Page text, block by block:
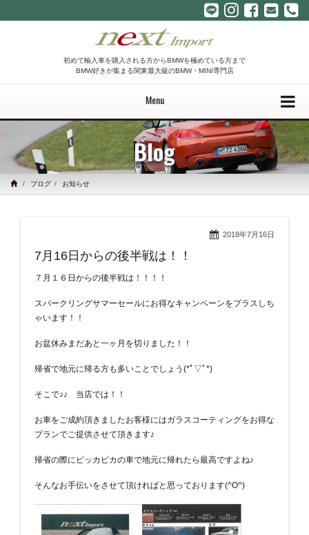
初めて輸入車を購入される方からBMWを極めている方まで
BMW好きが集まる関東最大級のBMW・MINI専門店
Menu
Blog
ブログ お知らせ
2018年7月16日
7月16日からの後半戦は！！
７月１６日からの後半戦は！！！！
スパークリングサマーセールにお得なキャンペーンをプラスしち
ゃいます！！
お盆休みまだあと一ヶ月を切りました！！
帰省で地元に帰る方も多いことでしょう(*ﾟ▽ﾟ*)
そこで♪♪ 当店では！！
お車をご成約頂きましたお客様にはガラスコーティングをお得な
プランでご提供させて頂きます♪
帰省の際にピッカピカの車で地元に帰れたら最高ですよね♪
そんなお手伝いをさせて頂ければと思っております(^O^)